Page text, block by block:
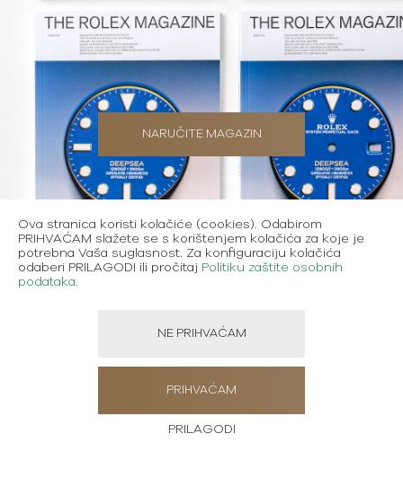
NARUČITE MAGAZIN
Karijere
Politika zaštite osobnih podataka
Ova stranica koristi kolačiće (cookies). Odabirom
PRIHVAĆAM slažete se s korištenjem kolačića za koje je
potrebna Vaša suglasnost. Za konfiguraciju kolačića
odaberi PRILAGODI ili pročitaj Politiku zaštite osobnih
podataka.
PRILAGODI
NE PRIHVAĆAM
PRIHVAĆAM